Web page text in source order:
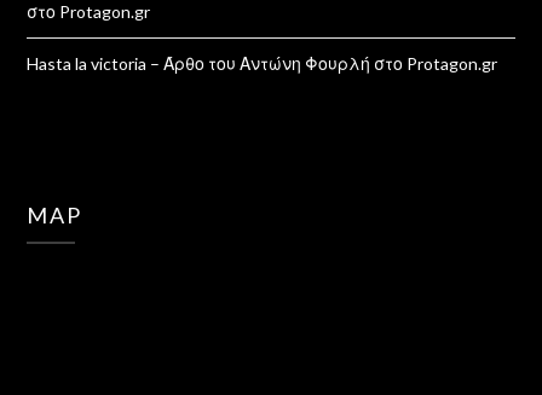
στο Protagon.gr
Hasta la victoria – Άρθο του Αντώνη Φουρλή στο Protagon.gr
MAP